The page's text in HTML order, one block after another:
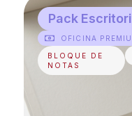
Pack
OFICINA
BLOQUE DE
NOTAS